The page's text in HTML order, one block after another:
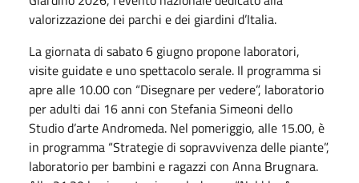
valorizzazione dei parchi e dei giardini d’Italia.
La giornata di sabato 6 giugno propone laboratori,
visite guidate e uno spettacolo serale. Il programma si
apre alle 10.00 con “Disegnare per vedere”, laboratorio
per adulti dai 16 anni con Stefania Simeoni dello
Studio d’arte Andromeda. Nel pomeriggio, alle 15.00, è
in programma “Strategie di sopravvivenza delle piante”,
laboratorio per bambini e ragazzi con Anna Brugnara.